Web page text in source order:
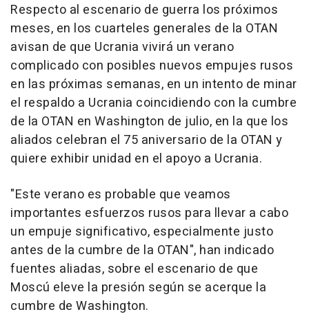
Respecto al escenario de guerra los próximos
meses, en los cuarteles generales de la OTAN
avisan de que Ucrania vivirá un verano
complicado con posibles nuevos empujes rusos
en las próximas semanas, en un intento de minar
el respaldo a Ucrania coincidiendo con la cumbre
de la OTAN en Washington de julio, en la que los
aliados celebran el 75 aniversario de la OTAN y
quiere exhibir unidad en el apoyo a Ucrania.
"Este verano es probable que veamos
importantes esfuerzos rusos para llevar a cabo
un empuje significativo, especialmente justo
antes de la cumbre de la OTAN", han indicado
fuentes aliadas, sobre el escenario de que
Moscú eleve la presión según se acerque la
cumbre de Washington.